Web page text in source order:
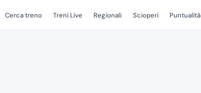
Cerca treno Treni Live Regionali Scioperi Puntualità